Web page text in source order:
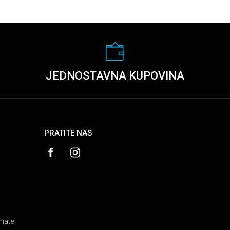
JEDNOSTAVNA KUPOVINA
PRATITE NAS